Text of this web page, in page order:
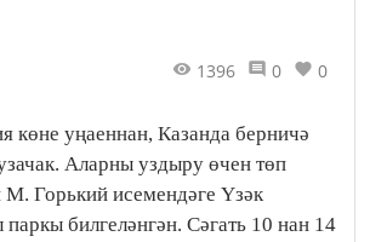
1396 0 0
көне уңаеннан, Казанда берничә
Аларны уздыру өчен төп
Горький исемендәге Үзәк
билгеләнгән. Сәгать 10 нан 14